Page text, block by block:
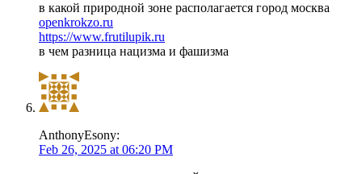
в какой природной зоне располагается город москва
openkrokzo.ru
https://www.frutilupik.ru
в чем разница нацизма и фашизма
AnthonyEsony:
Feb 26, 2025 at 06:20 PM